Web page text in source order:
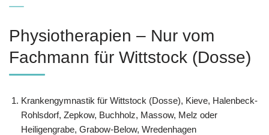
Physiotherapien – Nur vom
Fachmann für Wittstock (Dosse)
Krankengymnastik für Wittstock (Dosse), Kieve, Halenbeck-
Rohlsdorf, Zepkow, Buchholz, Massow, Melz oder
Heiligengrabe, Grabow-Below, Wredenhagen